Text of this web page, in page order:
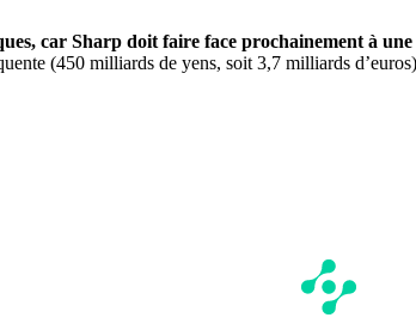
car Sharp doit faire face prochainement à
(450 milliards de yens, soit 3,7 milliards